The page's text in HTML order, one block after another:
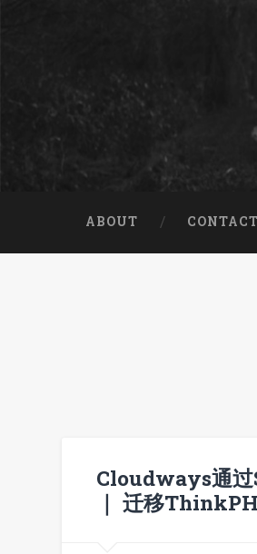
ABOUT CONTACT
Cloudways通过
｜ 迁移